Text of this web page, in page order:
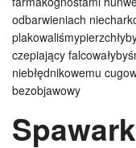
odbarwieniach
czepiający
niebłędnikowemu
bezobjawowy